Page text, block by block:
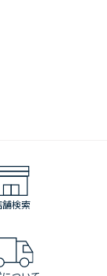
舗検索